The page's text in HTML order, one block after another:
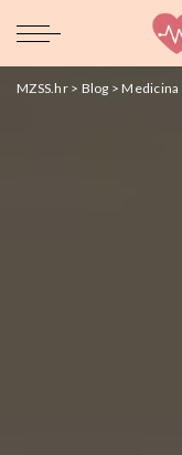
MZSS.hr> Blog >Medicina